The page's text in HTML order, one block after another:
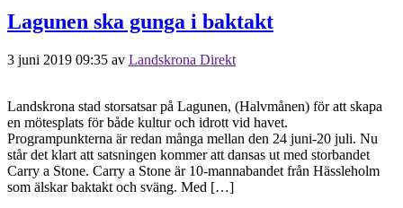
Lagunen ska gunga i baktakt
3 juni 2019 09:35 av Landskrona Direkt
Landskrona stad storsatsar på Lagunen, (Halvmånen) för att skapa
en mötesplats för både kultur och idrott vid havet.
Programpunkterna är redan många mellan den 24 juni-20 juli. Nu
står det klart att satsningen kommer att dansas ut med storbandet
Carry a Stone. Carry a Stone är 10-mannabandet från Hässleholm
som älskar baktakt och sväng. Med […]